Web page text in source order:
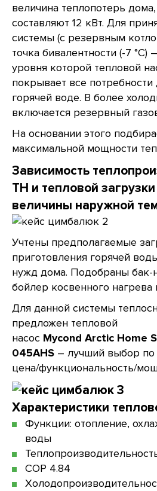
величина теплопотерь
составляют 12 кВт. Для
системы (с резервным
точка бивалентности (-7 °С)
уровня которой тепловой
покрывает все
горячей воде. В более
включается резервный
На основании этого
максимальной мощности
Зависимость
ТН и тепловой
величины наружной
Учтены предполагаемые
приготовления горячей
нужд дома. Подобраны бак-
бойлер косвенного
Для данной системы
предложен тепловой
насос Mycond Arctic Home
045AHS – лучший выбор
цена/функциональность/
Характеристики
Функции: отопление,
воды
COP 4.84